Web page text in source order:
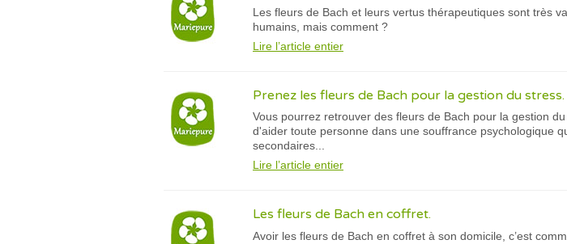
Les fleurs de Bach et leurs vertus thérapeutiques sont très
humains, mais comment ?
Lire l’article entier
Prenez les fleurs de Bach pour la gestion du stress.
Vous pourrez retrouver des fleurs de Bach pour la gestion
d'aider toute personne dans une souffrance psychologique
secondaires...
Lire l’article entier
Les fleurs de Bach en coffret.
Avoir les fleurs de Bach en coffret à son domicile, c’est